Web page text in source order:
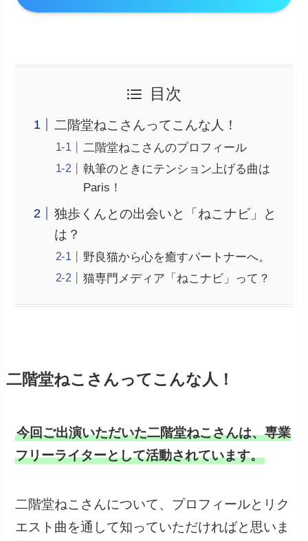
目次
二階堂ねこさんってこんな人！
二階堂ねこさんのプロフィール
執筆のときにテンション上げる曲は
Paris！
独歩くんとの出会いと「ねこナビ」と
は？
野良猫から心を癒すパートナーへ。
猫専門メディア「ねこナビ」って？
二階堂ねこさんってこんな人！
今回ご出演いただいた二階堂ねこさんは、専業
フリーライターとして活動されています。
二階堂ねこさんについて、プロフィールとリク
エスト曲を通して知っていただければと思いま